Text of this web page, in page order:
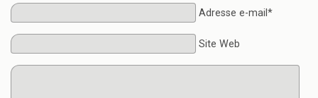
Adresse e-mail*
Site Web